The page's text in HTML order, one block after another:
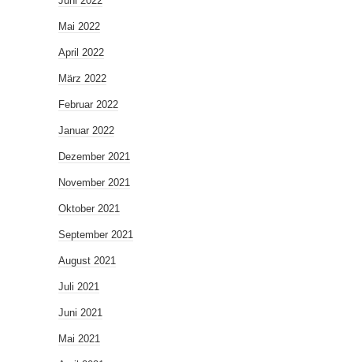
Mai 2022
April 2022
März 2022
Februar 2022
Januar 2022
Dezember 2021
November 2021
Oktober 2021
September 2021
August 2021
Juli 2021
Juni 2021
Mai 2021